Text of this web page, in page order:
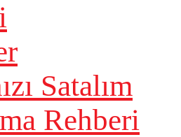
Satalım
Rehberi